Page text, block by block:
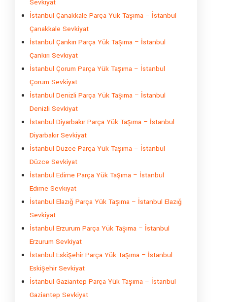
Sevkiyat
İstanbul Çanakkale Parça Yük Taşıma – İstanbul
Çanakkale Sevkiyat
İstanbul Çankırı Parça Yük Taşıma – İstanbul
Çankırı Sevkiyat
İstanbul Çorum Parça Yük Taşıma – İstanbul
Çorum Sevkiyat
İstanbul Denizli Parça Yük Taşıma – İstanbul
Denizli Sevkiyat
İstanbul Diyarbakır Parça Yük Taşıma – İstanbul
Diyarbakır Sevkiyat
İstanbul Düzce Parça Yük Taşıma – İstanbul
Düzce Sevkiyat
İstanbul Edirne Parça Yük Taşıma – İstanbul
Edirne Sevkiyat
İstanbul Elazığ Parça Yük Taşıma – İstanbul Elazığ
Sevkiyat
İstanbul Erzurum Parça Yük Taşıma – İstanbul
Erzurum Sevkiyat
İstanbul Eskişehir Parça Yük Taşıma – İstanbul
Eskişehir Sevkiyat
İstanbul Gaziantep Parça Yük Taşıma – İstanbul
Gaziantep Sevkiyat